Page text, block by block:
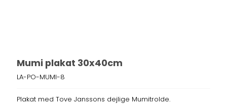
Mumi plakat 30x40cm
LA-PO-MUMI-8
Plakat med Tove Janssons dejlige Mumitrolde.